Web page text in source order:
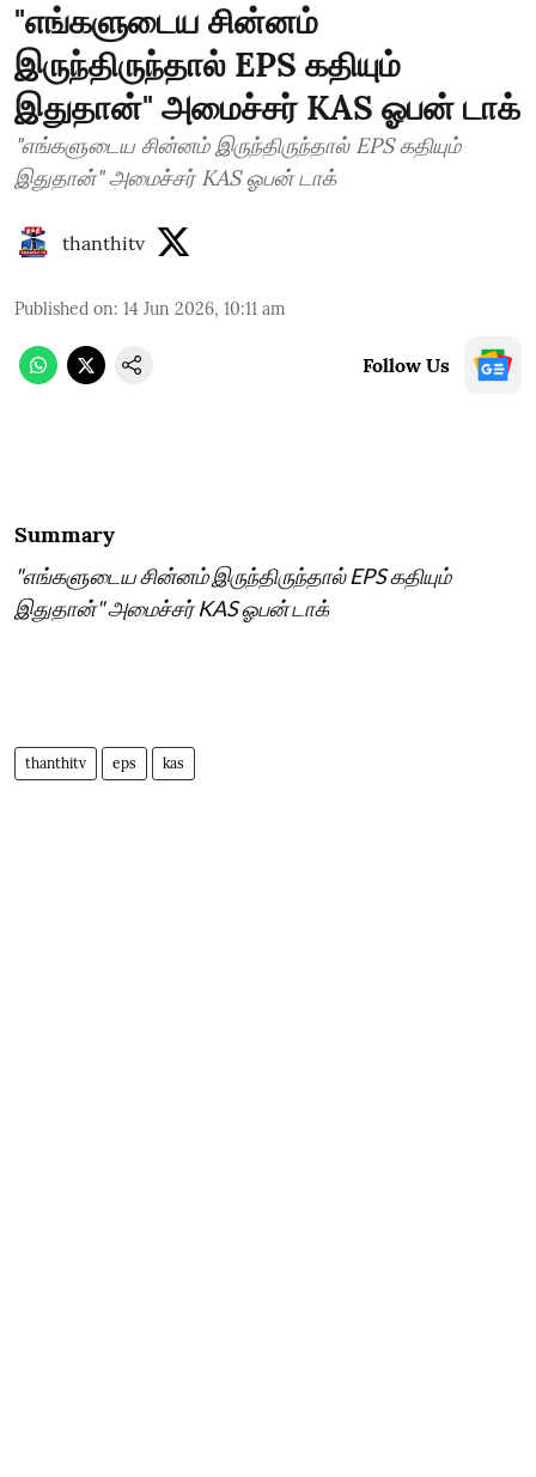
"எங்களுடைய சின்னம்
இருந்திருந்தால் EPS கதியும்
இதுதான்" அமைச்சர் KAS ஓபன் டாக்
"எங்களுடைய சின்னம் இருந்திருந்தால் EPS கதியும்
இதுதான்" அமைச்சர் KAS ஓபன் டாக்
thanthitv
Published on: 14 Jun 2026, 10:11 am
Follow Us
Summary
"எங்களுடைய சின்னம் இருந்திருந்தால் EPS கதியும்
இதுதான்" அமைச்சர் KAS ஓபன் டாக்
thanthitv eps kas